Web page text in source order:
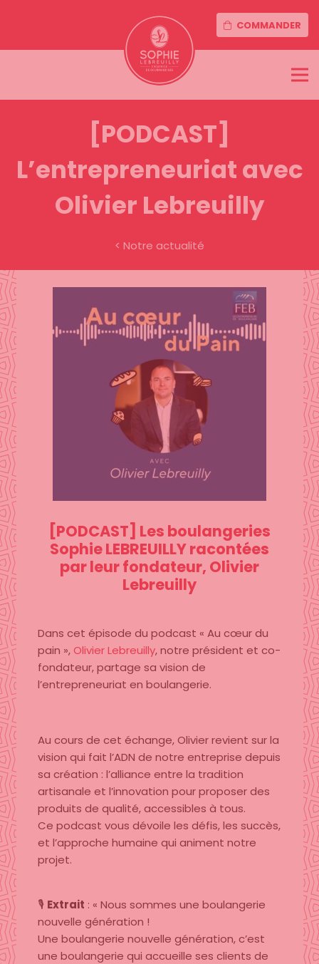
COMMANDER
[PODCAST]
L’entrepreneuriat avec
Olivier Lebreuilly
< Notre actualité
[PODCAST] Les boulangeries
Sophie LEBREUILLY racontées
par leur fondateur, Olivier
Lebreuilly
Dans cet épisode du podcast « Au cœur du
pain », Olivier Lebreuilly, notre président et co-
fondateur, partage sa vision de
l’entrepreneuriat en boulangerie.
Au cours de cet échange, Olivier revient sur la
vision qui fait l’ADN de notre entreprise depuis
sa création : l’alliance entre la tradition
artisanale et l’innovation pour proposer des
produits de qualité, accessibles à tous.
Ce podcast vous dévoile les défis, les succès,
et l’approche humaine qui animent notre
projet.
🎙 Extrait : « Nous sommes une boulangerie
nouvelle génération !
Une boulangerie nouvelle génération, c’est
une boulangerie qui accueille ses clients de